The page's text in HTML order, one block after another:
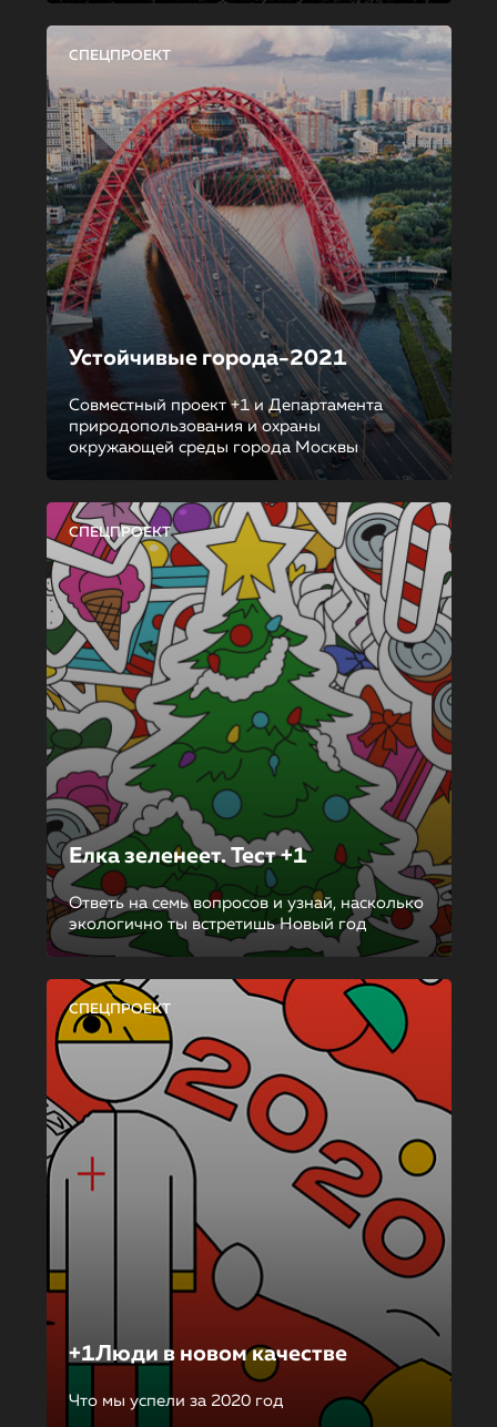
СПЕЦПРОЕКТ
Устойчивые города-2021
Совместный проект +1 и Департамента
природопользования и охраны
окружающей среды города Москвы
СПЕЦПРОЕКТ
Елка зеленеет. Тест +1
Ответь на семь вопросов и узнай, насколько
экологично ты встретишь Новый год
СПЕЦПРОЕКТ
+1Люди в новом качестве
Что мы успели за 2020 год